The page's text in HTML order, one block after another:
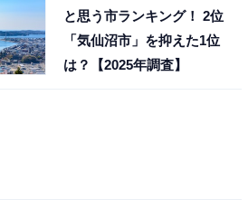
と思う市ランキング！ 2位
「気仙沼市」を抑えた1位
は？【2025年調査】